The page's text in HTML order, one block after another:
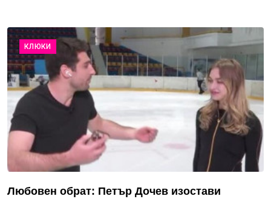
КЛЮКИ
Любовен обрат: Петър Дочев изостави